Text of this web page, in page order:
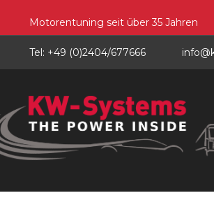
Motorentuning seit über 35 Jahren
Tel: +49 (0)2404/677666